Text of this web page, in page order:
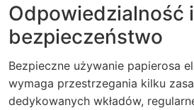
Odpowiedzialność i
bezpieczeństwo
Bezpieczne używanie papierosa
wymaga przestrzegania kilku
dedykowanych wkładów,